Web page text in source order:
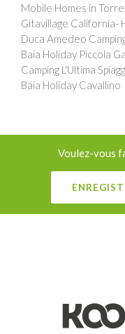
Mobile Homes in
Gitavillage California-
Duca Amedeo
Baia Holiday Piccola
Camping L'Ultima
Baia Holiday Cavallino
Voulez-vous